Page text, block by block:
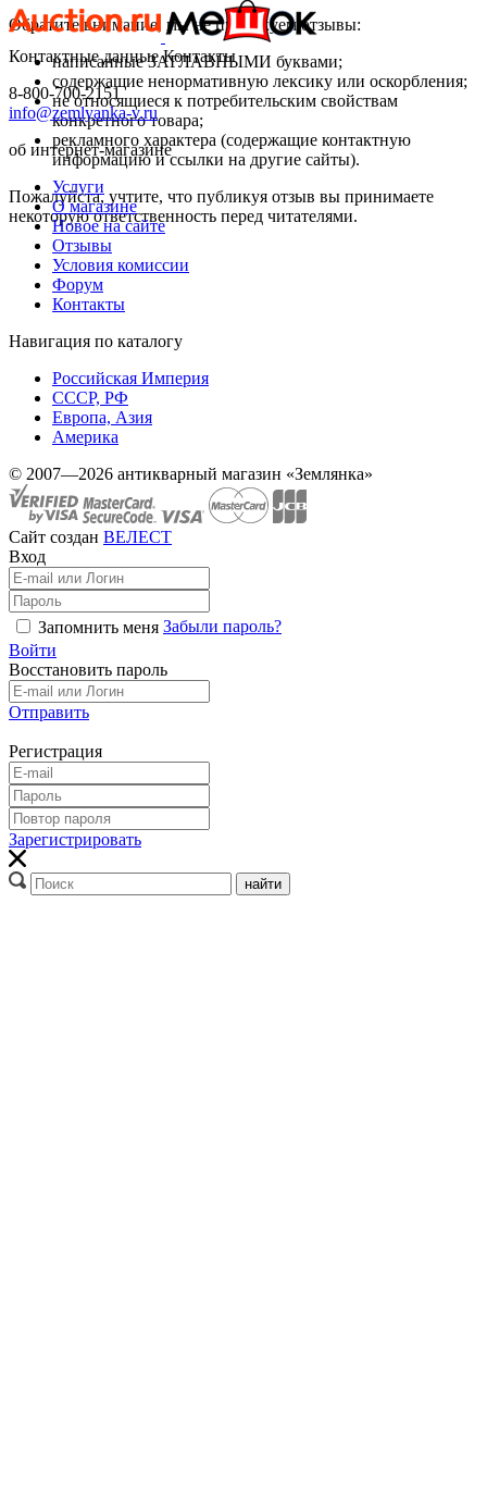
Обратите внимание, мы не публикуем отзывы:
написанные ЗАГЛАВНЫМИ буквами;
содержащие ненормативную лексику или оскорбления;
не относящиеся к потребительским свойствам
конкретного товара;
рекламного характера (содержащие контактную
информацию и ссылки на другие сайты).
Пожалуйста, учтите, что публикуя отзыв вы принимаете
некоторую ответственность перед читателями.
Контактные данные Контакты
8-800-700-2151
info@zemlyanka-v.ru
об интернет-магазине
Услуги
О магазине
Новое на сайте
Отзывы
Условия комиссии
Форум
Контакты
Навигация по каталогу
Российская Империя
СССР, РФ
Европа, Азия
Америка
© 2007—2026 антикварный магазин «Землянка»
Сайт создан ВЕЛЕСТ
Вход
Запомнить меня Забыли пароль?
Войти
Восстановить пароль
Отправить
Регистрация
Зарегистрировать
найти